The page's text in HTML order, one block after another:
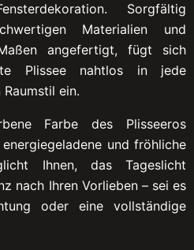
Sorgfältig
Materialien und
angefertigt, fügt sich
Plissee nahtlos in jede
ein.
Farbe des Plisseeros
und fröhliche
Ihnen, das Tageslicht
nach Ihren Vorlieben – sei es
oder eine vollständige